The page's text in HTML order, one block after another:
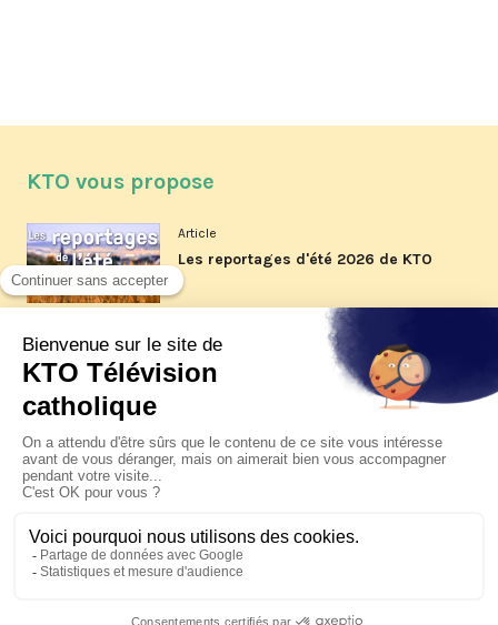
KTO vous propose
Article
Les reportages d'été 2026 de KTO
Article
La visite pastorale du pape Léon
XIV à Assise à suivre sur KTO le
Article
Le pape en Uruguay, Argentine et